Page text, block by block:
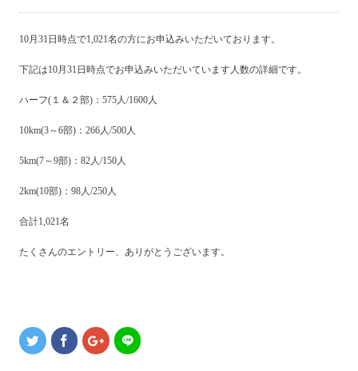
10月31日時点で1,021名の方にお申込みいただいております。
下記は10月31日時点でお申込みいただいています人数の詳細です。
ハーフ(１＆２部)：575人/1600人
10km(3～6部)：266人/500人
5km(7～9部)：82人/150人
2km(10部)：98人/250人
合計1,021名
たくさんのエントリー、ありがとうございます。